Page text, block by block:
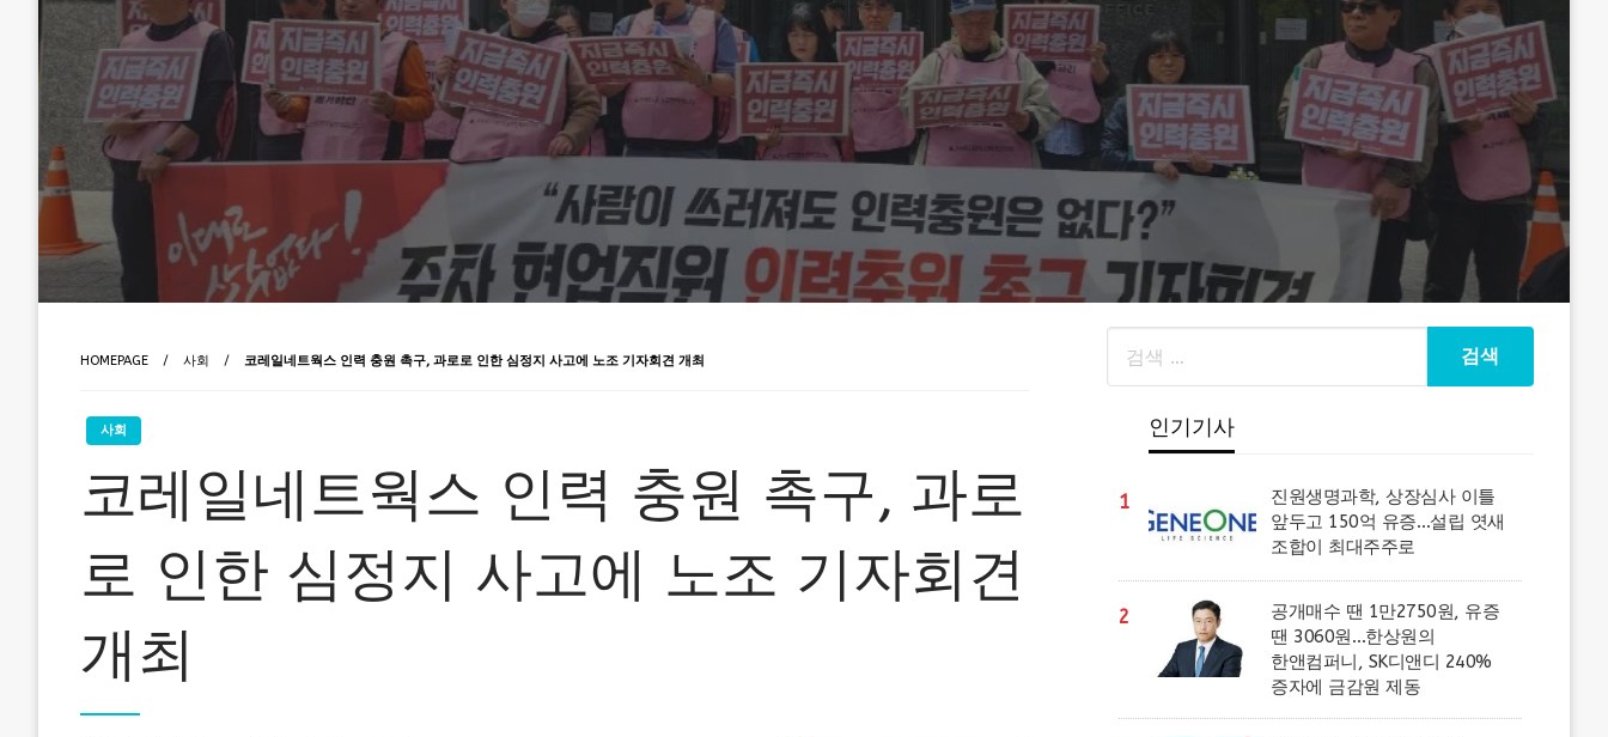
HOMEPAGE 사회 코레일네트웍스 인력 충원 촉구, 과로로 인한 심정지 사고에 노조 기자회견 개최
사회
코레일네트웍스 인력 충원 촉구, 과로
로 인한 심정지 사고에 노조 기자회견
개최
인기기사
1
진원생명과학, 상장심사 이틀
앞두고 150억 유증…설립 엿새
조합이 최대주주로
2
공개매수 땐 1만2750원, 유증
땐 3060원…한상원의
한앤컴퍼니, SK디앤디 240%
증자에 금감원 제동